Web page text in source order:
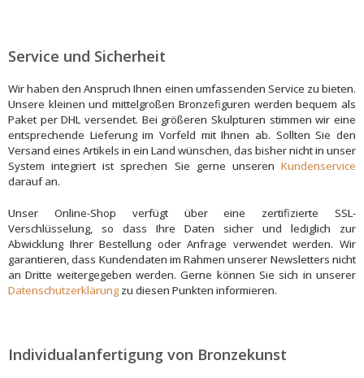
Service und Sicherheit
Wir haben den Anspruch Ihnen einen umfassenden Service zu bieten.
Unsere kleinen und mittelgroßen Bronzefiguren werden bequem als
Paket per DHL versendet. Bei größeren Skulpturen stimmen wir eine
entsprechende Lieferung im Vorfeld mit Ihnen ab. Sollten Sie den
Versand eines Artikels in ein Land wünschen, das bisher nicht in unser
System integriert ist sprechen Sie gerne unseren Kundenservice
darauf an.
Unser Online-Shop verfügt über eine zertifizierte SSL-
Verschlüsselung, so dass Ihre Daten sicher und lediglich zur
Abwicklung Ihrer Bestellung oder Anfrage verwendet werden. Wir
garantieren, dass Kundendaten im Rahmen unserer Newsletters nicht
an Dritte weitergegeben werden. Gerne können Sie sich in unserer
Datenschutzerklärung zu diesen Punkten informieren.
Individualanfertigung von Bronzekunst